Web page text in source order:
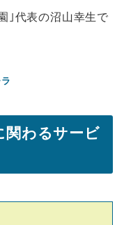
｣代表の沼山幸生で
関わるサービ